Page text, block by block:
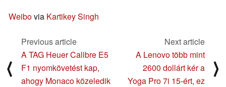
Weibovia Kartikey Singh
⟨
Previous article
A TAG Heuer Calibre E5
F1 nyomkövetést kap,
ahogy Monaco közeledik
Next article
A Lenovo több mint
2600 dollárt kér a
Yoga Pro 7i 15-ért, ez
⟩